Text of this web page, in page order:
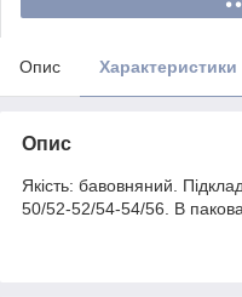
Опис Характеристики
Опис
Якість: бавовняний.
50/52-52/54-54/56. В